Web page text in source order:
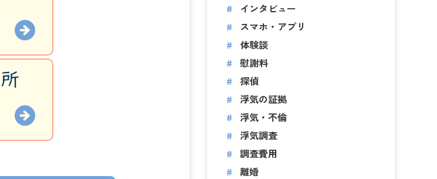
インタビュー
スマホ・アプリ
体験談
慰謝料
探偵
浮気の証拠
浮気・不倫
浮気調査
調査費用
離婚